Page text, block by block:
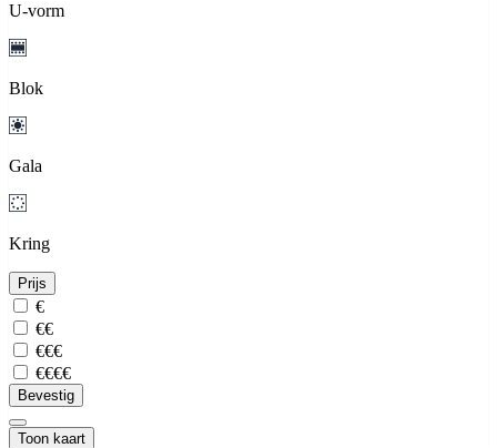
U-vorm
Blok
Gala
Kring
Prijs
€
€€
€€€
€€€€
Bevestig
Toon kaart